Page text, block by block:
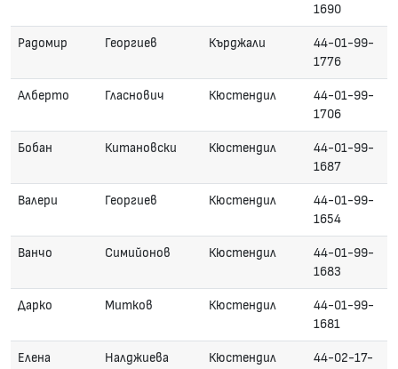
1690
Радомир Георгиев Кърджали
44-01-99-
1776
Алберто Гласнович Кюстендил
44-01-99-
1706
Бобан Китановски Кюстендил
44-01-99-
1687
Валери Георгиев Кюстендил
44-01-99-
1654
Ванчо Симийонов Кюстендил
44-01-99-
1683
Дарко Митков Кюстендил
44-01-99-
1681
Елена Налджиева Кюстендил
44-02-17-